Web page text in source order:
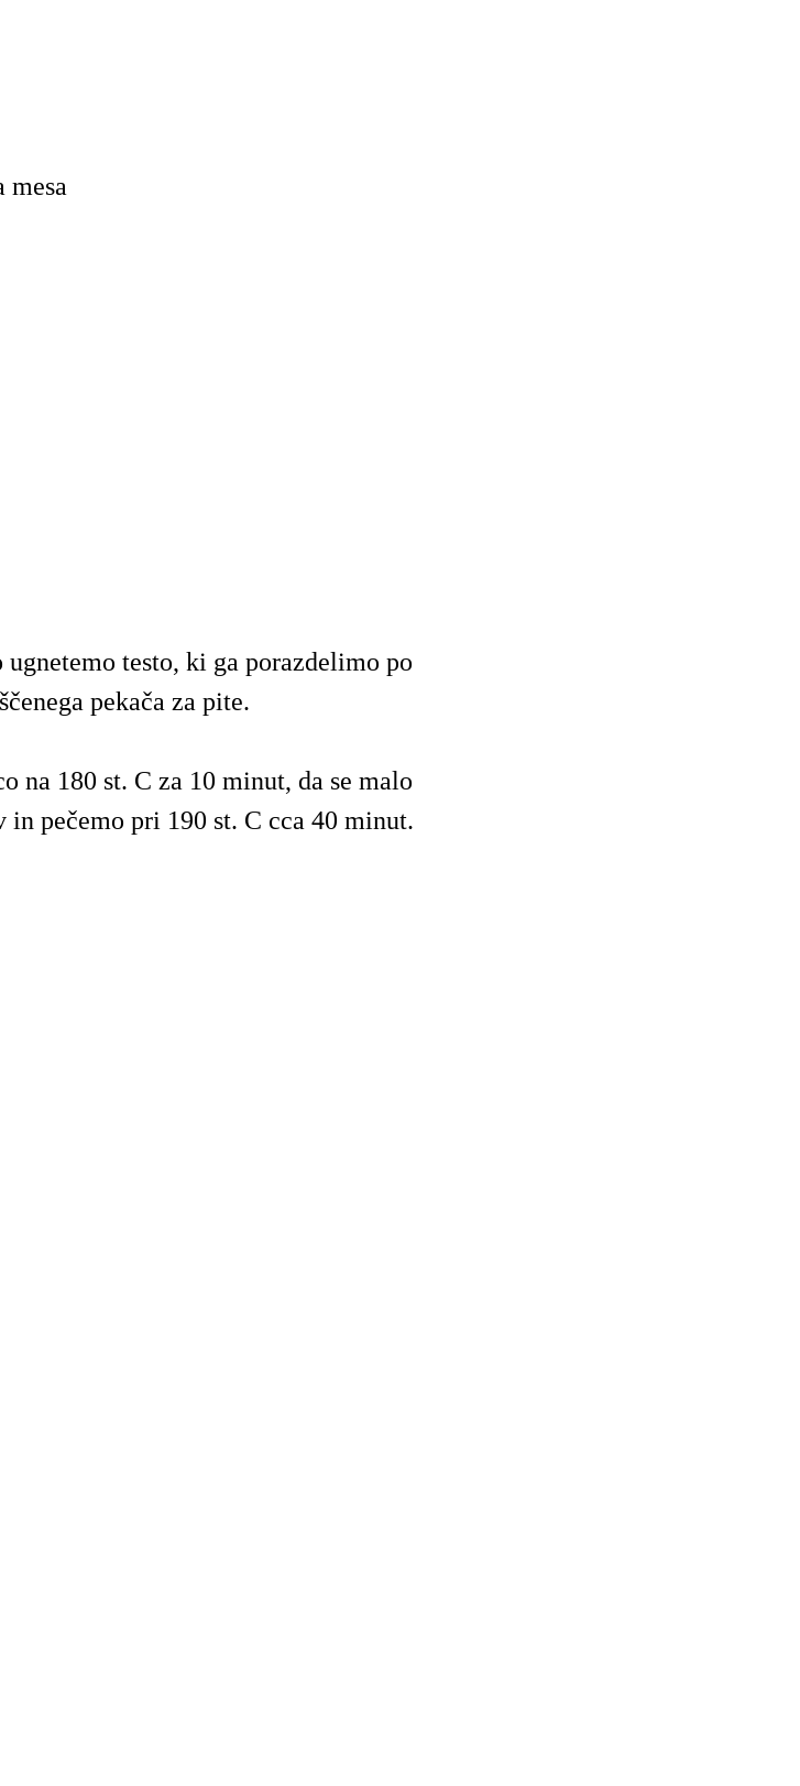
mesa
testo, ki ga porazdelimo po
pekača za pite.
na 180 st. C za 10 minut, da se malo
in pečemo pri 190 st. C cca 40 minut.